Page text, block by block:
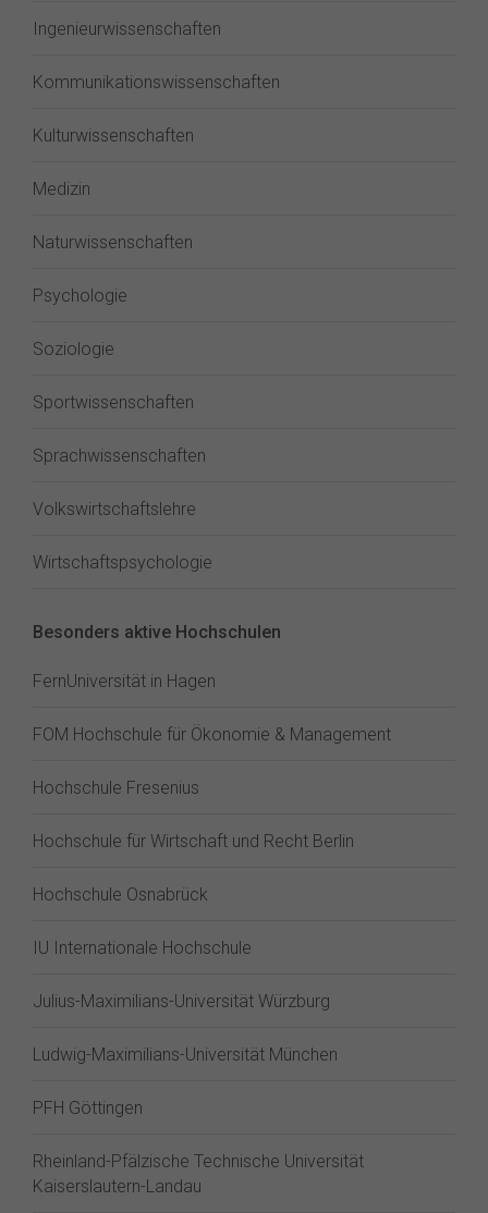
Ingenieurwissenschaften
Kommunikationswissenschaften
Kulturwissenschaften
Medizin
Naturwissenschaften
Psychologie
Soziologie
Sportwissenschaften
Sprachwissenschaften
Volkswirtschaftslehre
Wirtschaftspsychologie
Besonders aktive Hochschulen
FernUniversität in Hagen
FOM Hochschule für Ökonomie & Management
Hochschule Fresenius
Hochschule für Wirtschaft und Recht Berlin
Hochschule Osnabrück
IU Internationale Hochschule
Julius-Maximilians-Universität Würzburg
Ludwig-Maximilians-Universität München
PFH Göttingen
Rheinland-Pfälzische Technische Universität
Kaiserslautern-Landau